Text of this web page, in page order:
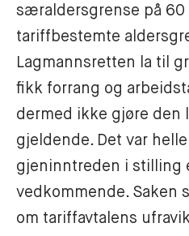
særaldersgrense på 60
tariffbestemte
Lagmannsretten la til
fikk forrang og
dermed ikke gjøre den
gjeldende. Det var
gjeninntreden i stilling
vedkommende. Saken
om tariffavtalens